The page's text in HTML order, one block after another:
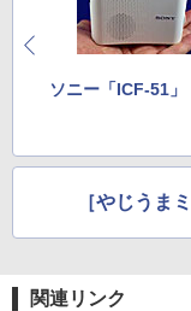
ソニー「ICF-51」
［やじうま
関連リンク